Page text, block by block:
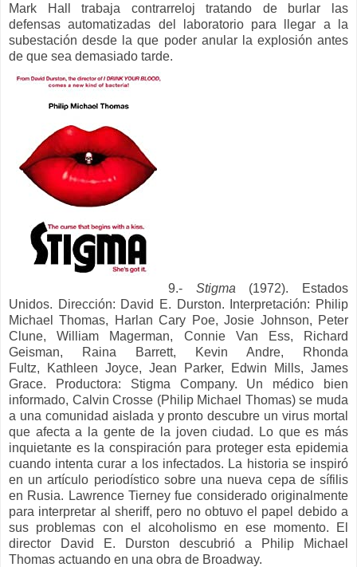
Mark Hall trabaja contrarreloj tratando de burlar las
defensas automatizadas del laboratorio para llegar a la
subestación desde la que poder anular la explosión antes
de que sea demasiado tarde.
9.- Stigma (1972). Estados
Unidos. Dirección: David E. Durston. Interpretación: Philip
Michael Thomas,
Harlan Cary Poe,Josie Johnson, Peter
Clune,William Magerman, Connie Van Ess,
Richard
Geisman,
Raina Barrett, Kevin Andre,
Rhonda
Fultz,
Kathleen Joyce, Jean Parker, Edwin Mills, James
Grace. Productora: Stigma Company. Un médico bien
informado, Calvin Crosse (Philip Michael Thomas) se muda
a una comunidad aislada y pronto descubre un virus mortal
que afecta a la gente de la joven ciudad. Lo que es más
inquietante es la conspiración para proteger esta epidemia
cuando intenta curar a los infectados. La historia se inspiró
en un artículo periodístico sobre una nueva cepa de sífilis
en Rusia. Lawrence Tierney fue considerado originalmente
para interpretar al sheriff, pero no obtuvo el papel debido a
sus problemas con el alcoholismo en ese momento. El
director David E. Durston descubrió a Philip Michael
Thomas actuando en una obra de Broadway.